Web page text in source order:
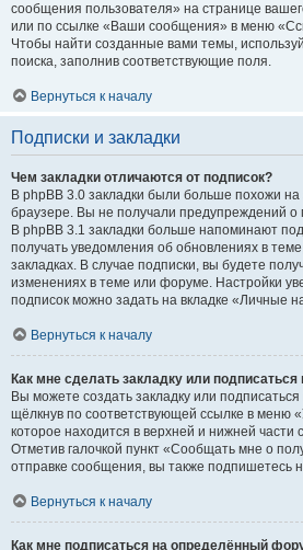
сообщения пользователя» на странице
или по ссылке «Ваши сообщения» в меню
Чтобы найти созданные вами темы,
поиска, заполнив соответствующие поля.
Вернуться к началу
Подписки и закладки
Чем закладки отличаются от подписок?
В phpBB 3.0 закладки были больше похожи
браузере. Вы не получали предупреждений
В phpBB 3.1 закладки больше напоминают
получать уведомления об обновлениях в
закладках. В случае подписки, вы будете
изменениях в теме или форуме. Настройки
подписок можно задать на вкладке «Личные
Вернуться к началу
Как мне сделать закладку или
Вы можете создать закладку или
щёлкнув по соответствующей ссылке в меню
которое находится в верхней и нижней
Отметив галочкой пункт «Сообщать мне о
отправке сообщения, вы также подпишетесь
Вернуться к началу
Как мне подписаться на определённый